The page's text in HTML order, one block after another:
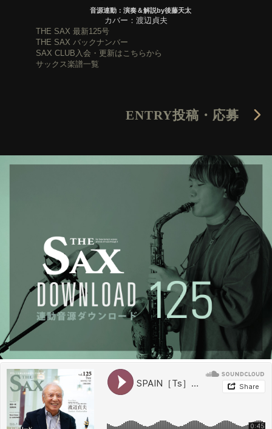
音源連動：演奏＆解説by後藤天太
カバー：渡辺貞夫
THE SAX 最新125号
THE SAX バックナンバー
SAX CLUB入会・更新はこちらから
サックス楽譜一覧
ENTRY投稿・応募